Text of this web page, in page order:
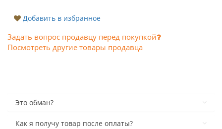
Добавить в избранное
Задать вопрос продавцу перед покупкой
Посмотреть другие товары продавца
Это обман?
Как я получу товар после оплаты?